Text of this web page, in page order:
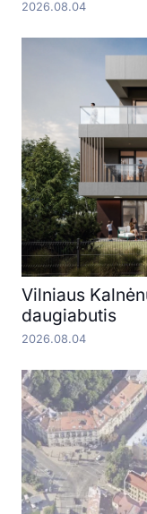
2026.08.04
Vilniaus
daugiabutis
2026.08.04